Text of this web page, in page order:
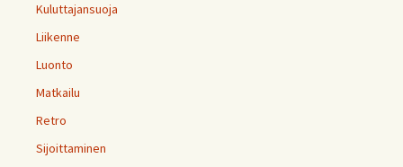
Kuluttajansuoja
Liikenne
Luonto
Matkailu
Retro
Sijoittaminen